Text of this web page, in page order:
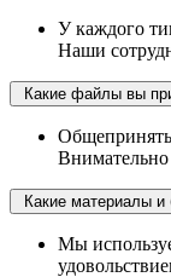
У каждого
Наши
Какие файлы вы
Внимательно
Какие материалы
Мы